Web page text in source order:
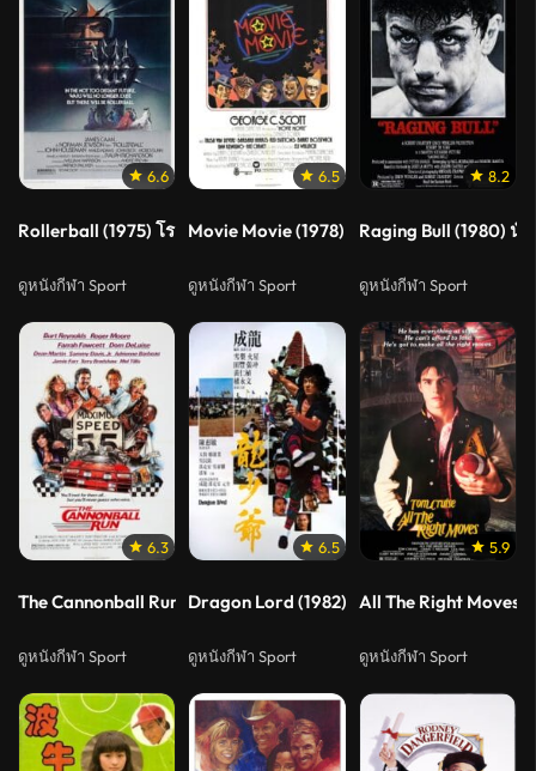
6.6
Rollerball (1975) โรลเลอร์บอล เกมส์ล่าเหนือมนุษย์ 1
ดูหนังกีฬา Sport
6.5
Movie Movie (1978) หนี้แค้น เวทีรัก
ดูหนังกีฬา Sport
8.2
Raging Bull (1980) นั
ดูหนังกีฬา Sport
6.3
The Cannonball Run (1981) เหาะแล้วซิ่ง
ดูหนังกีฬา Sport
6.5
Dragon Lord (1982) เฉินหลงจ้าวมังกร
ดูหนังกีฬา Sport
5.9
All The Right Moves
ดูหนังกีฬา Sport